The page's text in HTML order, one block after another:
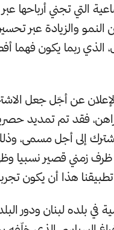
التي تجني أرباحها
والزيادة عبر
ربما يكون فهما
عن أجَل جعل
فقد تم تمديد
إلى أجل مسمى،
ظرف زمني قصير نسبيا
هذا أن يكون
في بلده لبنان ودور